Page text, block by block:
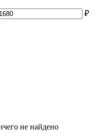
₽
не найдено